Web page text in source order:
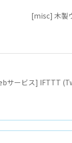
[misc] 木製
サービス] IFTTT